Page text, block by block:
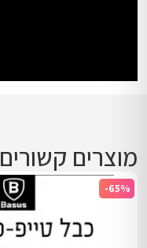
מוצרים קשורים
-65%